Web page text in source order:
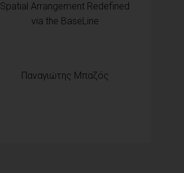
Spatial Arrangement Redefined
via the BaseLine
Παναγιώτης Μπαζός